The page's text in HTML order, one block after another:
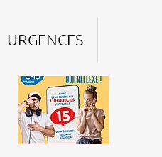
URGENCES